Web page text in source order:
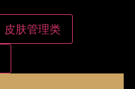
皮肤管理类